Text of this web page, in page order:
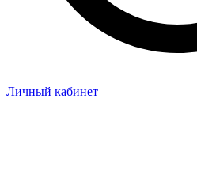
Личный кабинет